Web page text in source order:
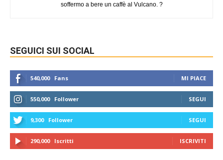
soffermo a bere un caffè al Vulcano. ?
SEGUICI SUI SOCIAL
540,000 Fans MI PIACE
550,000 Follower SEGUI
9,300 Follower SEGUI
290,000 Iscritti ISCRIVITI